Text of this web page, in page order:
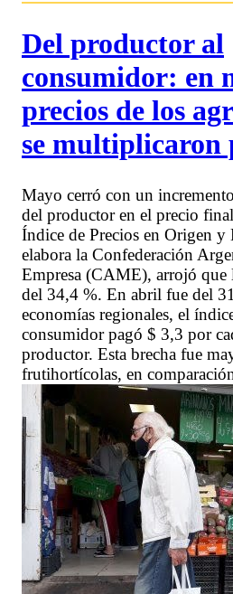
Del productor al
consumidor: en
precios de los
se multiplicaron
Mayo cerró con un
del productor en el precio
Índice de Precios en Origen
elabora la Confederación
Empresa (CAME), arrojó que
del 34,4 %. En abril fue del
economías regionales, el
consumidor pagó $ 3,3 por
productor. Esta brecha fue
frutihortícolas, en